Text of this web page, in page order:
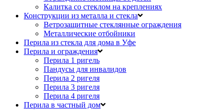
Калитка со стеклом на креплениях
Конструкции из металла и стекла
Ветрозащитные стеклянные ограждения
Металлические отбойники
Перила из стекла для дома в Уфе
Перила и ограждения
Перила 1 ригель
Пандусы для инвалидов
Перила 2 ригеля
Перила 3 ригеля
Перила 4 ригеля
Перила в частный дом